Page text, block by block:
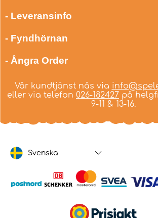
- Leveransinfo
- Fyndhörnan
- Ångra Order
Vår kundtjänst nås via
eller via telefon 026-182427 på
9-11 & 13-16.
Svenska